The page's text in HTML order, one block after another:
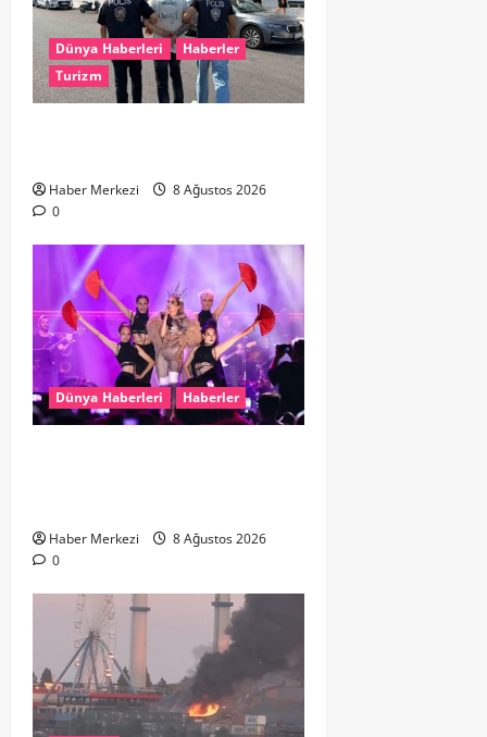
Dünya Haberleri
Haberler
Turizm
Haber Merkezi
8 Ağustos 2026
0
Dünya Haberleri Haberler
Haber Merkezi
8 Ağustos 2026
0